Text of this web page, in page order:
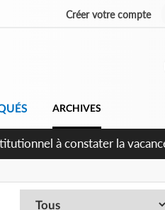
Créer votre compte
ARCHIVES
sauvages